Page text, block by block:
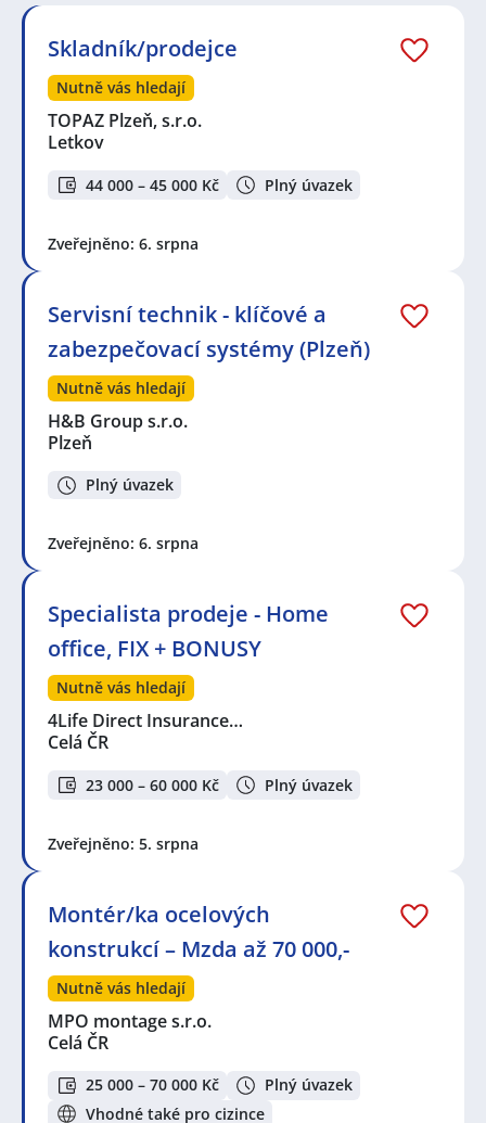
Skladník/prodejce
Nutně vás hledají
TOPAZ Plzeň, s.r.o.
Letkov
44 000 – 45 000 Kč Plný úvazek
Zveřejněno: 6. srpna
Servisní technik - klíčové a
zabezpečovací systémy (Plzeň)
Nutně vás hledají
H&B Group s.r.o.
Plzeň
Plný úvazek
Zveřejněno: 6. srpna
Specialista prodeje - Home
office, FIX + BONUSY
Nutně vás hledají
4Life Direct Insurance…
Celá ČR
23 000 – 60 000 Kč Plný úvazek
Zveřejněno: 5. srpna
Montér/ka ocelových
konstrukcí – Mzda až 70 000,-
Nutně vás hledají
MPO montage s.r.o.
Celá ČR
25 000 – 70 000 Kč
Plný úvazek
Vhodné také pro cizince